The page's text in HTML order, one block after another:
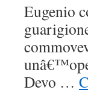
Eugenio
Devo …